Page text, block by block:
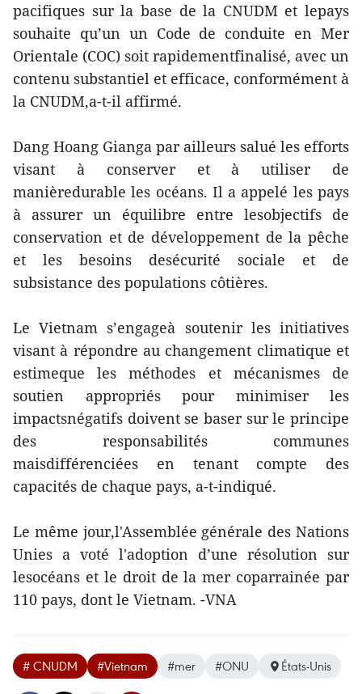
pacifiques sur la base de la CNUDM et lepays
souhaite qu’un un Code de conduite en Mer
Orientale (COC) soit rapidementfinalisé, avec un
contenu substantiel et efficace, conformément à
la CNUDM,a-t-il affirmé.
Dang Hoang Gianga par ailleurs salué les efforts
visant à conserver et à utiliser de
manièredurable les océans. Il a appelé les pays
à assurer un équilibre entre lesobjectifs de
conservation et de développement de la pêche
et les besoins desécurité sociale et de
subsistance des populations côtières.
Le Vietnam s’engageà soutenir les initiatives
visant à répondre au changement climatique et
estimeque les méthodes et mécanismes de
soutien appropriés pour minimiser les
impactsnégatifs doivent se baser sur le principe
des responsabilités communes
maisdifférenciées en tenant compte des
capacités de chaque pays, a-t-indiqué.
Le même jour,l'Assemblée générale des Nations
Unies a voté l'adoption d’une résolution sur
lesocéans et le droit de la mer coparrainée par
110 pays, dont le Vietnam. -VNA
# CNUDM #Vietnam #mer #ONU États-Unis